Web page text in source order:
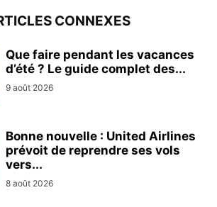
CONNEXES
Que faire pendant les vacances
d’été ? Le guide complet des...
9 août 2026
Bonne nouvelle : United Airlines
prévoit de reprendre ses vols
vers...
8 août 2026